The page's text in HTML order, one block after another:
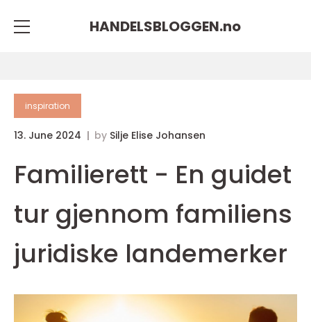
HANDELSBLOGGEN.no
inspiration
13. June 2024 by Silje Elise Johansen
Familierett - En guidet
tur gjennom familiens
juridiske landemerker